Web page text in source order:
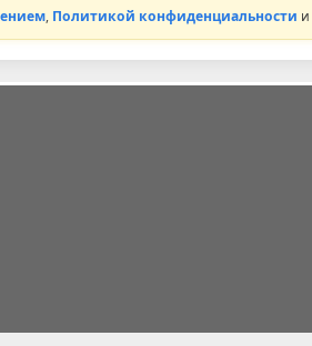
, Политикой конфиденциальности и